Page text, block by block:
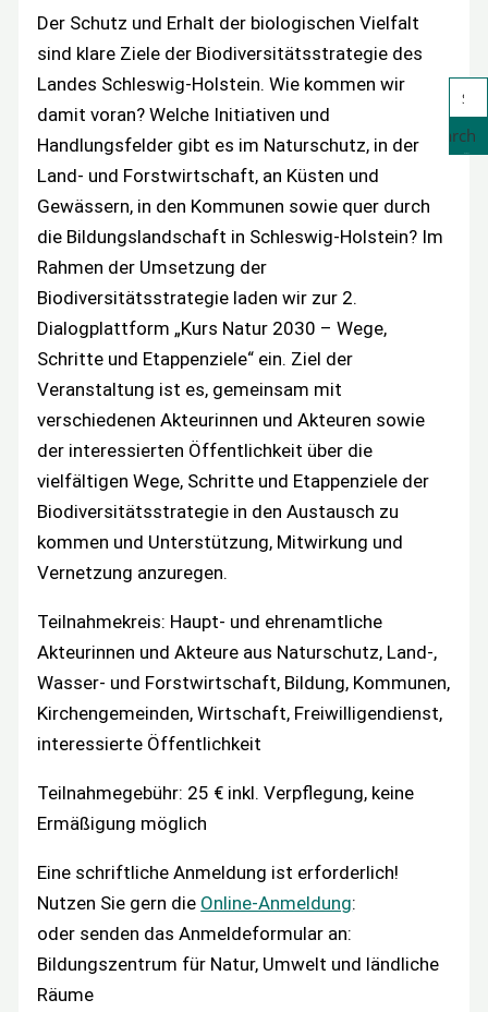
Search
Der Schutz und Erhalt der biologischen Vielfalt
sind klare Ziele der Biodiversitätsstrategie des
Landes Schleswig-Holstein. Wie kommen wir
damit voran? Welche Initiativen und
Handlungsfelder gibt es im Naturschutz, in der
Land- und Forstwirtschaft, an Küsten und
Gewässern, in den Kommunen sowie quer durch
die Bildungslandschaft in Schleswig-Holstein? Im
Rahmen der Umsetzung der
Biodiversitätsstrategie laden wir zur 2.
Dialogplattform „Kurs Natur 2030 – Wege,
Schritte und Etappenziele“ ein. Ziel der
Veranstaltung ist es, gemeinsam mit
verschiedenen Akteurinnen und Akteuren sowie
der interessierten Öffentlichkeit über die
vielfältigen Wege, Schritte und Etappenziele der
Biodiversitätsstrategie in den Austausch zu
kommen und Unterstützung, Mitwirkung und
Vernetzung anzuregen.
Teilnahmekreis: Haupt- und ehrenamtliche
Akteurinnen und Akteure aus Naturschutz, Land-,
Wasser- und Forstwirtschaft, Bildung, Kommunen,
Kirchengemeinden, Wirtschaft, Freiwilligendienst,
interessierte Öffentlichkeit
Teilnahmegebühr: 25 € inkl. Verpflegung, keine
Ermäßigung möglich
Eine schriftliche Anmeldung ist erforderlich!
Nutzen Sie gern die Online-Anmeldung:
oder senden das Anmeldeformular an:
Bildungszentrum für Natur, Umwelt und ländliche
Räume